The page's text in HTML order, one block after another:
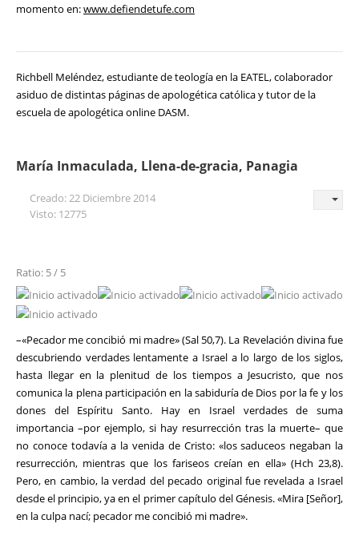
momento en:www.defiendetufe.com
Richbell Meléndez, estudiante de teología en la EATEL, colaborador
asiduo de distintas páginas de apologética católica y tutor de la
escuela de apologética online DASM.
María Inmaculada, Llena-de-gracia, Panagia
Creado: 22 Diciembre 2014
Visto: 12775
Ratio: 5 / 5
–«Pecador me concibió mi madre» (Sal 50,7). La Revelación divina fue
descubriendo verdades lentamente a Israel a lo largo de los siglos,
hasta llegar en la plenitud de los tiempos a Jesucristo, que nos
comunica la plena participación en la sabiduría de Dios por la fe y los
dones del Espíritu Santo. Hay en Israel verdades de suma
importancia –por ejemplo, si hay resurrección tras la muerte– que
no conoce todavía a la venida de Cristo: «los saduceos negaban la
resurrección, mientras que los fariseos creían en ella» (Hch 23,8).
Pero, en cambio, la verdad del pecado original fue revelada a Israel
desde el principio, ya en el primer capítulo del Génesis. «Mira [Señor],
en la culpa nací; pecador me concibió mi madre».